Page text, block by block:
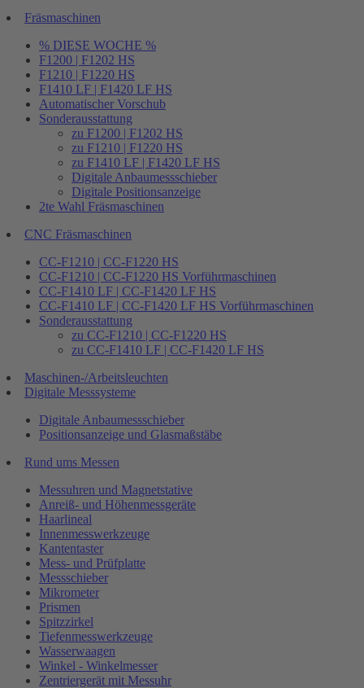
Fräsmaschinen
% DIESE WOCHE %
F1200 | F1202 HS
F1210 | F1220 HS
F1410 LF | F1420 LF HS
Automatischer Vorschub
Sonderausstattung
zu F1200 | F1202 HS
zu F1210 | F1220 HS
zu F1410 LF | F1420 LF HS
Digitale Anbaumessschieber
Digitale Positionsanzeige
2te Wahl Fräsmaschinen
CNC Fräsmaschinen
CC-F1210 | CC-F1220 HS
CC-F1210 | CC-F1220 HS Vorführmaschinen
CC-F1410 LF | CC-F1420 LF HS
CC-F1410 LF | CC-F1420 LF HS Vorführmaschinen
Sonderausstattung
zu CC-F1210 | CC-F1220 HS
zu CC-F1410 LF | CC-F1420 LF HS
Maschinen-/Arbeitsleuchten
Digitale Messsysteme
Digitale Anbaumessschieber
Positionsanzeige und Glasmaßstäbe
Rund ums Messen
Messuhren und Magnetstative
Anreiß- und Höhenmessgeräte
Haarlineal
Innenmesswerkzeuge
Kantentaster
Mess- und Prüfplatte
Messschieber
Mikrometer
Prismen
Spitzzirkel
Tiefenmesswerkzeuge
Wasserwaagen
Winkel - Winkelmesser
Zentriergerät mit Messuhr